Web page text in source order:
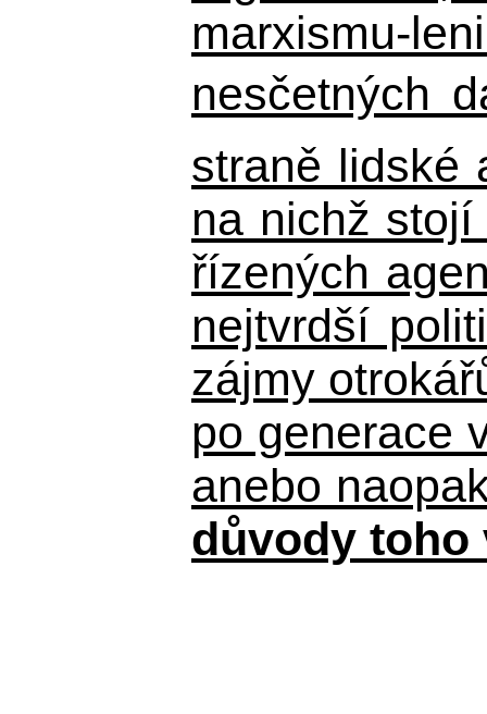
marxismu-
nesčetných
straně lidské
na nichž
řízených
nejtvrdší
zájmy
po generace
anebo
důvody toho